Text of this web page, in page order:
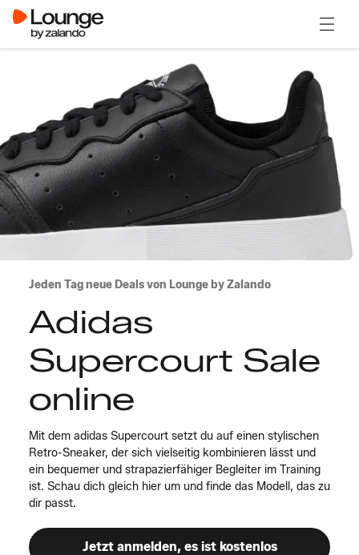
Jeden Tag neue Deals von Lounge by Zalando
Adidas
Supercourt Sale
online
Mit dem adidas Supercourt setzt du auf einen stylischen
Retro-Sneaker, der sich vielseitig kombinieren lässt und
ein bequemer und strapazierfähiger Begleiter im Training
ist. Schau dich gleich hier um und finde das Modell, das zu
dir passt.
Jetzt anmelden, es ist kostenlos